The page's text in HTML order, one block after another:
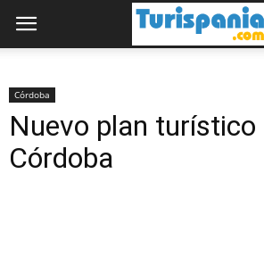
Córdoba
Nuevo plan turístico
Córdoba